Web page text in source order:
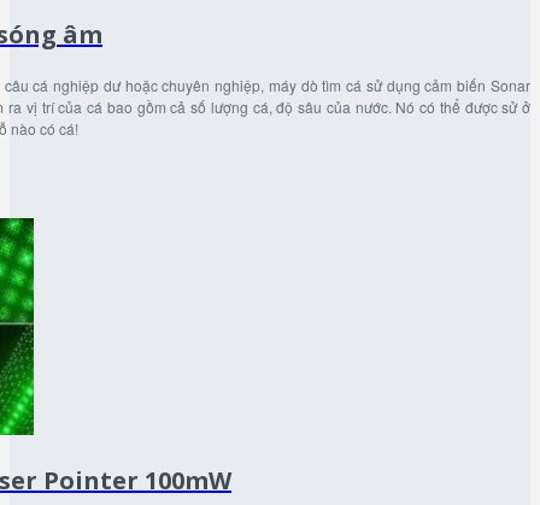
âm
cá nghiệp dư hoặc chuyên nghiệp, máy dò tìm cá sử dụng cảm biến Sonar
vị trí của cá bao gồm cả số lượng cá, độ sâu của nước. Nó có thể được sử ở
nào có cá!
Pointer 100mW